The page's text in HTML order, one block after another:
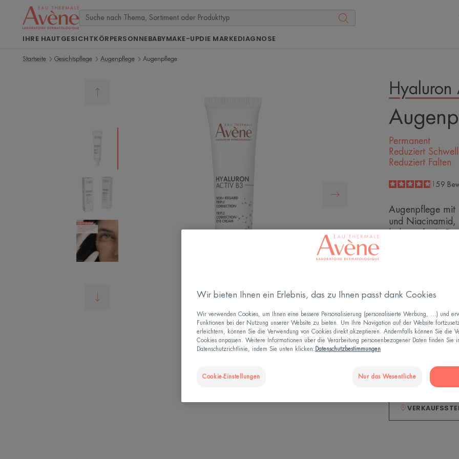
IHRE HAUTGESICHTKÖRPERSONNEBABYMAKE-UPDIE MARKEDIAGNOSE
Startseite Gesichtspflege Augenpflege Augenpflege
Hyaluron
Permanent
Reduziert
Reduziert Falten
4.8
/5159
Augenpflege mit
und Niacinamid,
bekämpfen*.
Tränensäcke
Wirkt gegen die
Straffend
Regenerierend
93% natürliche
Wir bieten Ihnen ein Erlebnis, das zu Ihnen passt dank Cookies
Wir verwenden Cookies, um Ihnen eine bessere Personalisierung (personalisierte Werbung, ...) und
Funktionen bei der Nutzung unserer Website zu bieten. Um Ihre Navigation auf der Website
erleichtern, können Sie die Verwendung von Cookies direkt akzeptieren. Andernfalls können Sie die
Cookies anpassen. Weitere Informationen über die Verarbeitung personenbezogener Daten finden Sie
Datenschutzrichtlinie, indem Sie unten klicken: Datenschutzbestimmungen
Cookie-Einstellungen Nur das Wesentliche